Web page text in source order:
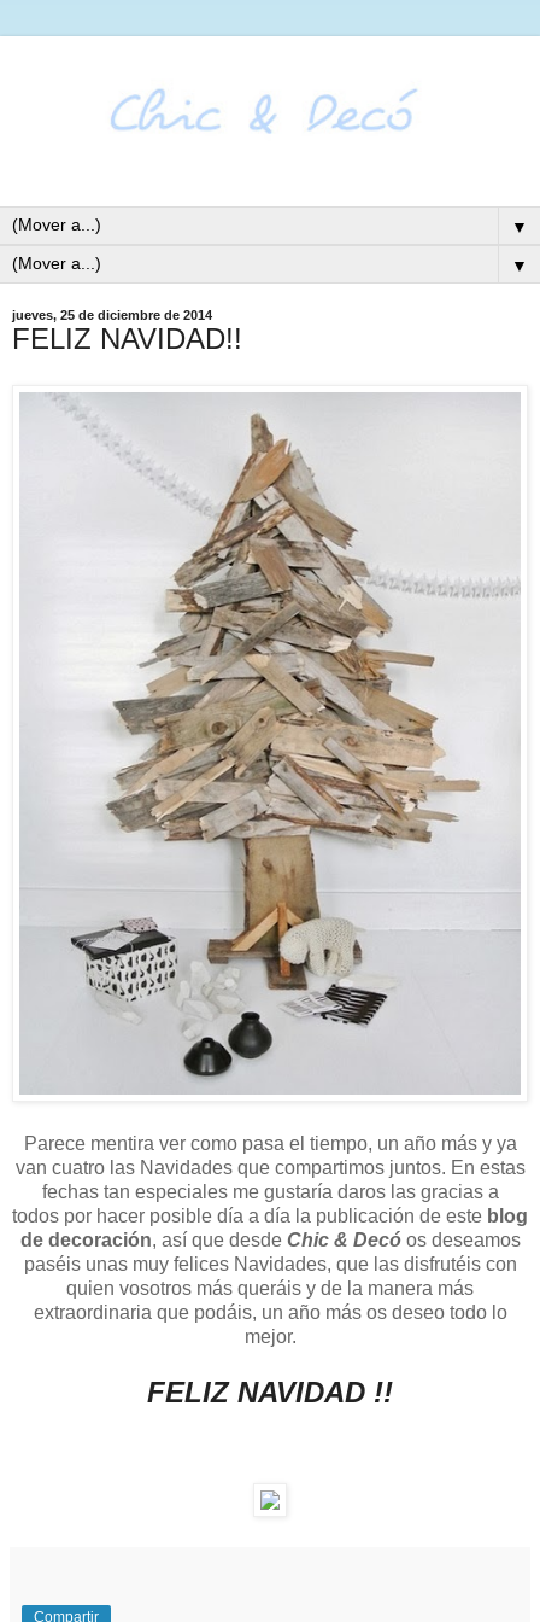
▼
▼
jueves, 25 de diciembre de 2014
FELIZ NAVIDAD!!
Parece mentira ver como pasa el tiempo, un año más y ya
van cuatro las Navidades que compartimos juntos. En estas
fechas tan especiales me gustaría daros las gracias a
todos por hacer posible día a día la publicación de este blog
de decoración, así que desde Chic & Decóos deseamos
paséis unas muy felices Navidades, que las disfrutéis con
quien vosotros más queráis y de la manera más
extraordinaria que podáis, un año más os deseo todo lo
mejor.
FELIZ NAVIDAD !!
Compartir